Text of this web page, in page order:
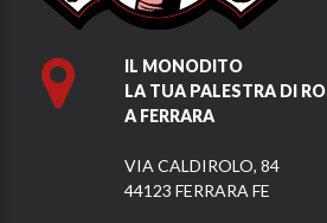
IL MONODITO
LA TUA PALESTRA DI
A FERRARA
VIA CALDIROLO, 84
44123 FERRARA FE